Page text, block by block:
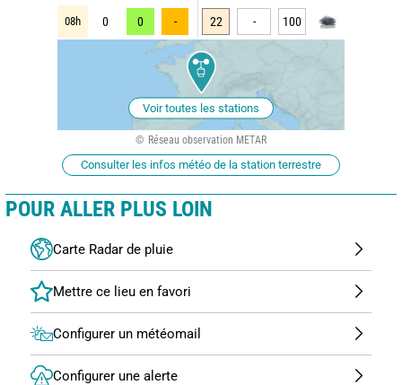
08h 0 0 - 22 - 100
Voir toutes les stations
Réseau observation METAR
Consulter les infos météo de la station terrestre
POUR ALLER PLUS LOIN
Carte Radar de pluie
Configurer un météomail
Configurer une alerte